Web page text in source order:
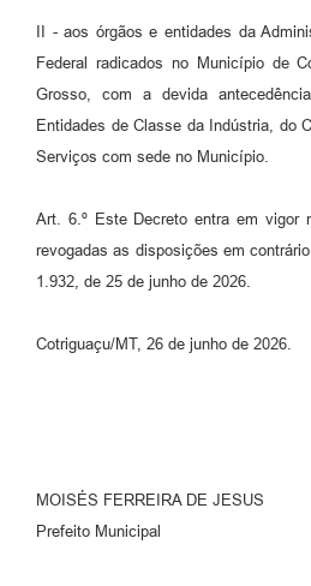
II - aos órgãos e entidades da
Federal radicados no Município de
Grosso, com a devida
Entidades de Classe da Indústria, do
Serviços com sede no Município.
Art. 6.º Este Decreto entra em vigor
revogadas as disposições em
1.932, de 25 de junho de 2026.
Cotriguaçu/MT, 26 de junho de 2026.
MOISÉS FERREIRA DE JESUS
Prefeito Municipal